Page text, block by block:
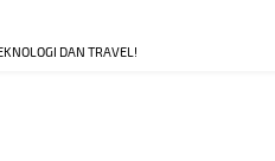
DAN TRAVEL!